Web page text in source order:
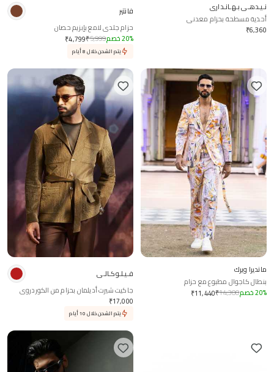
نـيـدهـي بـهـانـداري
أحذية مسطحة بحزام معدني
₹6,360
فانتير
حزام جلدي لامع بإبزيم حصان
₹4,799₹5,999 20% خصم
يتم الشحن خلال 8 أيام
مانديرا ويرك
بنطال كاجوال مطبوع مع حزام
₹11,440₹14,300 20% خصم
فـيـلـوكـالـي
جاكيت شيرت أديلمان بحزام من الكوردروي
₹17,000
يتم الشحن خلال 10 أيام